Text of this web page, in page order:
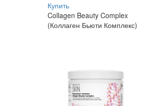
Купить
Collagen Beauty Complex
(Коллаген Бьюти Комплекс)